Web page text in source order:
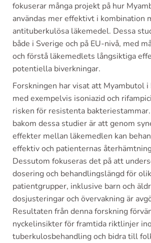
fokuserar många projekt på hur
användas mer effektivt i kombination
antituberkulösa läkemedel. Dessa
både i Sverige och på EU-nivå, med
och förstå läkemedlets långsiktiga
potentiella biverkningar.
Forskningen har visat att Myambutol
med exempelvis isoniazid och
risken för resistenta
bakom dessa studier är att genom
effekter mellan läkemedlen kan
effektiv och patienternas
Dessutom fokuseras det på att
dosering och behandlingslängd för
patientgrupper, inklusive barn och
dosjusteringar och övervakning är
Resultaten från denna forskning
nyckelinsikter för framtida riktlinjer
tuberkulosbehandling och bidra till